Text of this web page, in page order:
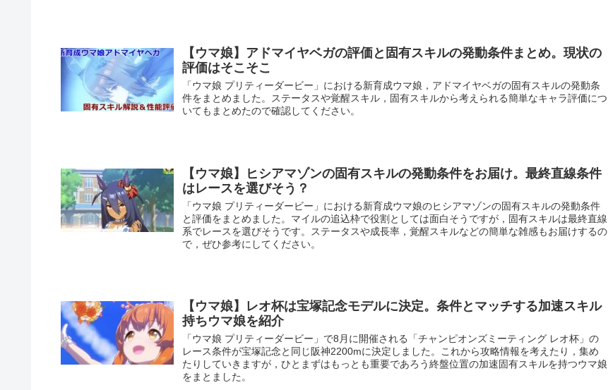
【ウマ娘】アドマイヤベガの評価と固有スキルの発動条件まとめ。現状の
評価はそこそこ
「ウマ娘 プリティーダービー」における新育成ウマ娘，アドマイヤベガの固有スキルの発動条
件をまとめました。ステータスや覚醒スキル，固有スキルから考えられる簡単なキャラ評価につ
いてもまとめたので確認してください。
【ウマ娘】ヒシアマゾンの固有スキルの発動条件をお届け。最終直線条件
はレースを選びそう？
「ウマ娘 プリティーダービー」における新育成ウマ娘のヒシアマゾンの固有スキルの発動条件
と評価をまとめました。マイルの追込枠で役割としては面白そうですが，固有スキルは最終直線
系でレースを選びそうです。ステータスや成長率，覚醒スキルなどの簡単な雑感もお届けするの
で，ぜひ参考にしてください。
【ウマ娘】レオ杯は宝塚記念モデルに決定。条件とマッチする加速スキル
持ちウマ娘を紹介
「ウマ娘 プリティーダービー」で8月に開催される「チャンピオンズミーティング レオ杯」の
レース条件が宝塚記念と同じ阪神2200mに決定しました。これから攻略情報を考えたり，集め
たりしていきますが，ひとまずはもっとも重要であろう終盤位置の加速固有スキルを持つウマ娘
をまとました。